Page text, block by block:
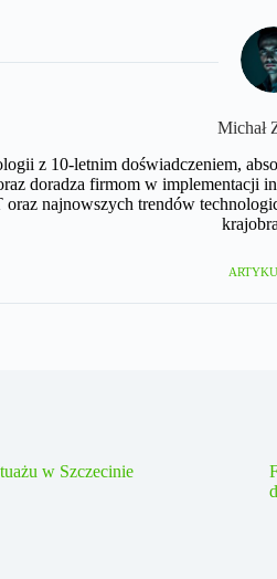
Michał
z 10-letnim doświadczeniem,
doradza firmom w implementacji
najnowszych trendów
w Szczecinie